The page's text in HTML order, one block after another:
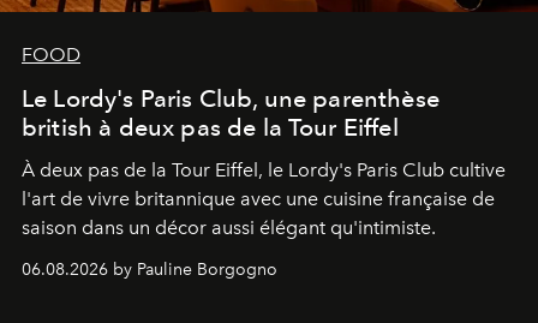
FOOD
Le Lordy's Paris Club, une parenthèse
british à deux pas de la Tour Eiffel
À deux pas de la Tour Eiffel, le Lordy's Paris Club cultive
l'art de vivre britannique avec une cuisine française de
saison dans un décor aussi élégant qu'intimiste.
06.08.2026 by Pauline Borgogno